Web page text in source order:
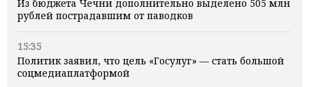
Из бюджета Чечни дополнительно выделено 505 млн
рублей пострадавшим от паводков
15:35
Политик заявил, что цель «Госулуг» — стать большой
соцмедиаплатформой